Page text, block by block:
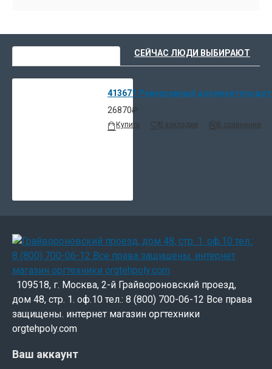
СЕЙЧАС ЛЮДИ ВЫБИРАЮТ
413671 Реверсивный
26870₽
Купить В закладки В сравнение
109518, г. Москва, 2-й Грайвороновский проезд,
дом 48, стр. 1. оф.10 тел.: 8 (800) 700-06-12 Все права
защищены. интернет магазин оргтехники
orgtehpoly.com
Ваш аккаунт